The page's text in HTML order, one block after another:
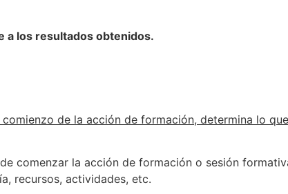
a los resultados obtenidos.
de la acción de formación, determina lo
comenzar la acción de formación o sesión
recursos, actividades, etc.